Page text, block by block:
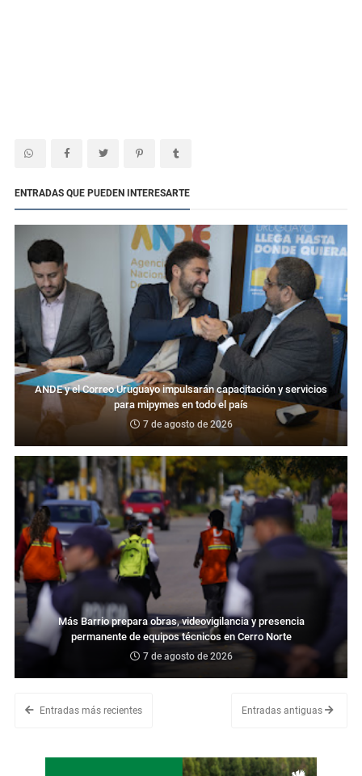
ENTRADAS QUE PUEDEN INTERESARTE
ANDE y el Correo Uruguayo impulsarán capacitación y servicios
para mipymes en todo el país
7 de agosto de 2026
Más Barrio prepara obras, videovigilancia y presencia
permanente de equipos técnicos en Cerro Norte
7 de agosto de 2026
Entradas más recientes Entradas antiguas